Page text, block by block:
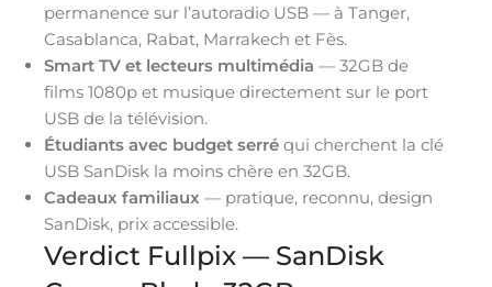
permanence sur l’autoradio USB — à Tanger,
Casablanca, Rabat, Marrakech et Fès.
Smart TV et lecteurs multimédia — 32GB de
films 1080p et musique directement sur le port
USB de la télévision.
Étudiants avec budget serré qui cherchent la clé
USB SanDisk la moins chère en 32GB.
Cadeaux familiaux — pratique, reconnu, design
SanDisk, prix accessible.
Verdict Fullpix — SanDisk